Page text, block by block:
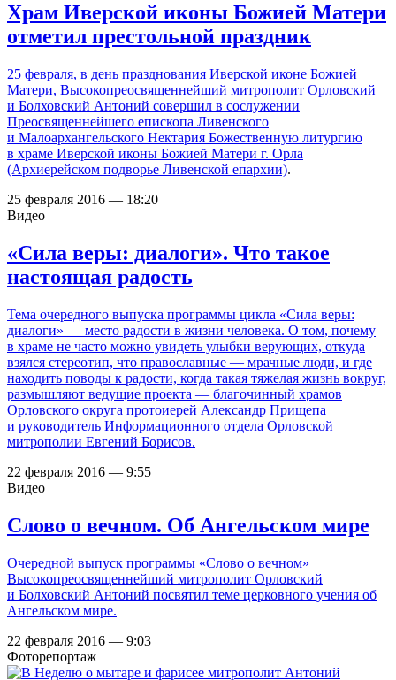
Храм Иверской иконы Божией Матери
отметил престольной праздник
25 февраля, в день празднования Иверской иконе Божией
Матери, Высокопреосвященнейший митрополит Орловский
и Болховский Антоний совершил в сослужении
Преосвященнейшего епископа Ливенского
и Малоархангельского Нектария Божественную литургию
в храме Иверской иконы Божией Матери г. Орла
(Архиерейском подворье Ливенской епархии).
25 февраля 2016 — 18:20
Видео
«Сила веры: диалоги». Что такое
настоящая радость
Тема очередного выпуска программы цикла «Сила веры:
диалоги» — место радости в жизни человека. О том, почему
в храме не часто можно увидеть улыбки верующих, откуда
взялся стереотип, что православные ― мрачные люди, и где
находить поводы к радости, когда такая тяжелая жизнь вокруг,
размышляют ведущие проекта — благочинный храмов
Орловского округа протоиерей Александр Прищепа
и руководитель Информационного отдела Орловской
митрополии Евгений Борисов.
22 февраля 2016 — 9:55
Видео
Слово о вечном. Об Ангельском мире
Очередной выпуск программы «Слово о вечном»
Высокопреосвященнейший митрополит Орловский
и Болховский Антоний посвятил теме церковного учения об
Ангельском мире.
22 февраля 2016 — 9:03
Фоторепортаж